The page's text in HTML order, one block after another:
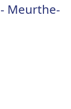
Meurthe-